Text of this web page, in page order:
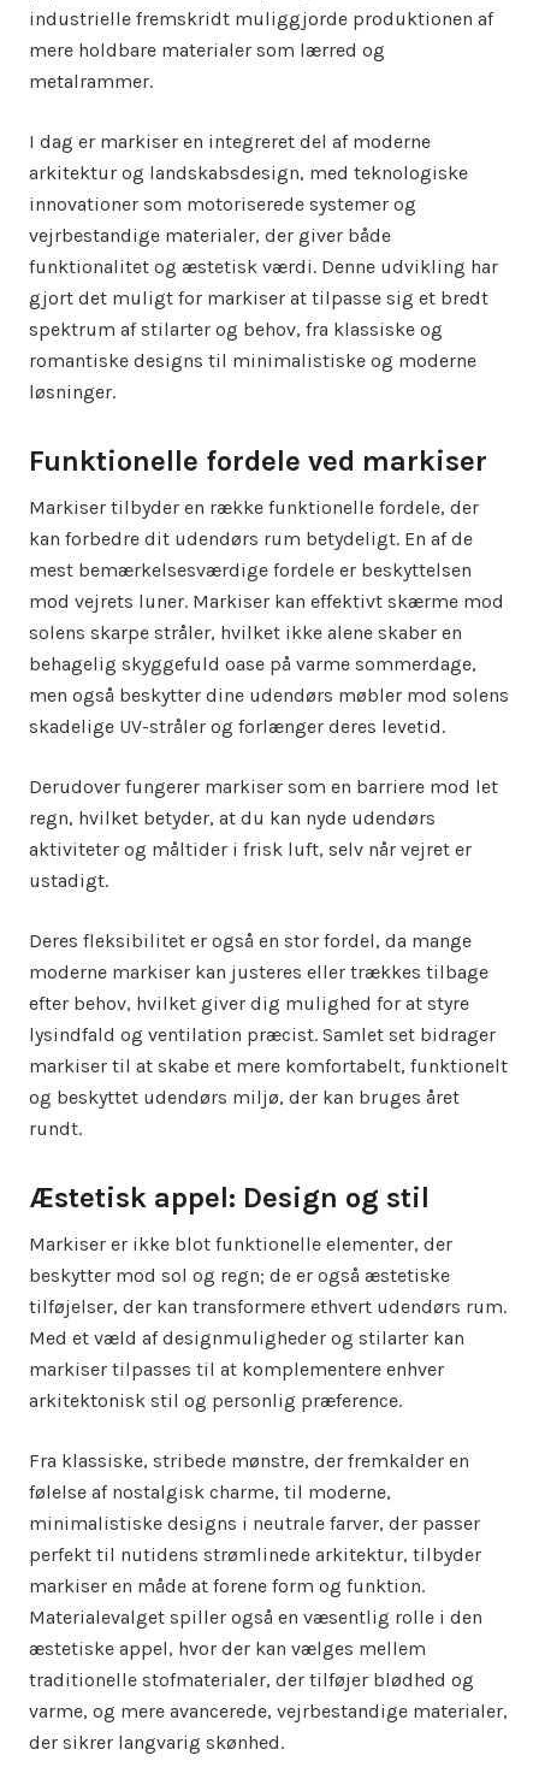
industrielle fremskridt muliggjorde produktionen af
mere holdbare materialer som lærred og
metalrammer.
I dag er markiser en integreret del af moderne
arkitektur og landskabsdesign, med teknologiske
innovationer som motoriserede systemer og
vejrbestandige materialer, der giver både
funktionalitet og æstetisk værdi. Denne udvikling har
gjort det muligt for markiser at tilpasse sig et bredt
spektrum af stilarter og behov, fra klassiske og
romantiske designs til minimalistiske og moderne
løsninger.
Funktionelle fordele ved markiser
Markiser tilbyder en række funktionelle fordele, der
kan forbedre dit udendørs rum betydeligt. En af de
mest bemærkelsesværdige fordele er beskyttelsen
mod vejrets luner. Markiser kan effektivt skærme mod
solens skarpe stråler, hvilket ikke alene skaber en
behagelig skyggefuld oase på varme sommerdage,
men også beskytter dine udendørs møbler mod solens
skadelige UV-stråler og forlænger deres levetid.
Derudover fungerer markiser som en barriere mod let
regn, hvilket betyder, at du kan nyde udendørs
aktiviteter og måltider i frisk luft, selv når vejret er
ustadigt.
Deres fleksibilitet er også en stor fordel, da mange
moderne markiser kan justeres eller trækkes tilbage
efter behov, hvilket giver dig mulighed for at styre
lysindfald og ventilation præcist. Samlet set bidrager
markiser til at skabe et mere komfortabelt, funktionelt
og beskyttet udendørs miljø, der kan bruges året
rundt.
Æstetisk appel: Design og stil
Markiser er ikke blot funktionelle elementer, der
beskytter mod sol og regn; de er også æstetiske
tilføjelser, der kan transformere ethvert udendørs rum.
Med et væld af designmuligheder og stilarter kan
markiser tilpasses til at komplementere enhver
arkitektonisk stil og personlig præference.
Fra klassiske, stribede mønstre, der fremkalder en
følelse af nostalgisk charme, til moderne,
minimalistiske designs i neutrale farver, der passer
perfekt til nutidens strømlinede arkitektur, tilbyder
markiser en måde at forene form og funktion.
Materialevalget spiller også en væsentlig rolle i den
æstetiske appel, hvor der kan vælges mellem
traditionelle stofmaterialer, der tilføjer blødhed og
varme, og mere avancerede, vejrbestandige materialer,
der sikrer langvarig skønhed.